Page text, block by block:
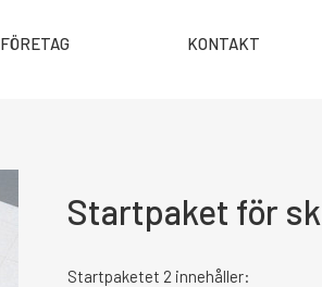
FÖRETAG KONTAKT
Startpaket för
Startpaketet 2 innehåller: